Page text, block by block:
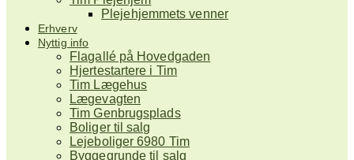
Plejehjemmets venner
Erhverv
Nyttig info
Flagallé på Hovedgaden
Hjertestartere i Tim
Tim Lægehus
Lægevagten
Tim Genbrugsplads
Boliger til salg
Lejeboliger 6980 Tim
Byggegrunde til salg